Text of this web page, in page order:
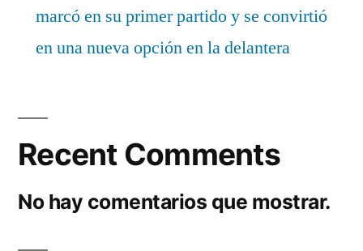
marcó en su primer partido y se convirtió
en una nueva opción en la delantera
Recent Comments
No hay comentarios que mostrar.